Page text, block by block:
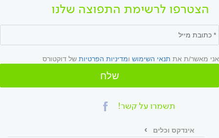
הצטרפו לרשימת התפוצה שלנו
אני מאשר/ת את תנאי השימוש ומדיניות הפרטיות של דוקטורס
שלח
תשמרו על קשר!
אינדקס וכלים